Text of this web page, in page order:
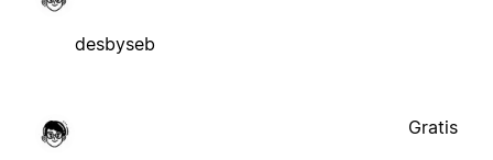
desbyseb
Gratis